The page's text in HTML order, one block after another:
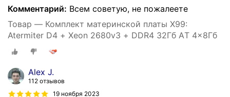
Комментарий: Всем советую, не пожалеете
Товар — Комплект материнской платы X99:
Atermiter D4 + Xeon 2680v3 + DDR4 32Гб AТ 4x8Гб
Alex J.
112 отзывов
19 ноября 2023